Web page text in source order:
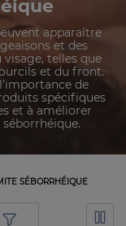
apparaître
et des
visage, telles que
et du front.
de
spécifiques
et à améliorer
séborrhéique.
SÉBORRHÉIQUE